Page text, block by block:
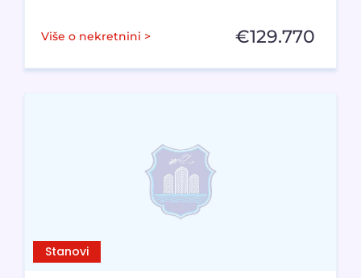
Više o nekretnini > €129.770
Stanovi